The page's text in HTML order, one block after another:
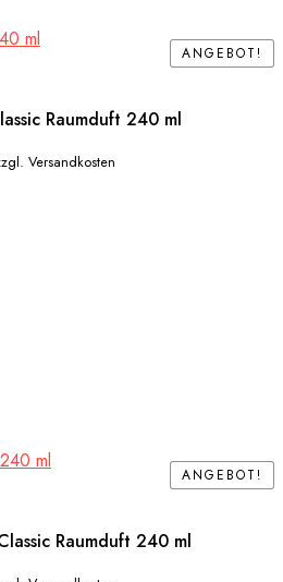
ANGEBOT!
ANGEBOT!
Raumduft 240 ml
Versandkosten
ANGEBOT!
ANGEBOT!
Raumduft 240 ml